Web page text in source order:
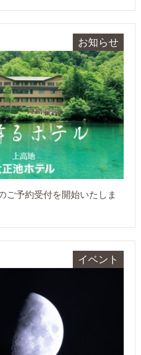
お知らせ
ご予約受付を開始いたしま
イベント